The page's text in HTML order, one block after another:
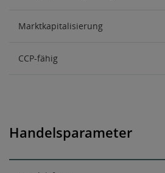
Marktkapitalisierung
CCP-fähig
Handelsparameter